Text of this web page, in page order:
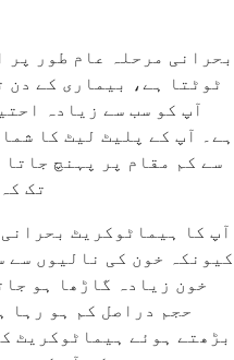
بحرانی مرحلہ عام طور پر
ٹوٹتا ہے، بیماری کے دن
آپ کو سب سے زیادہ
ہے۔ آپ کے پلیٹ لیٹ کا
تک کہ 20,000 سے بھی کم ہو جاتا ہے۔
آپ کا ہیماٹوکریٹ
کیونکہ خون کی نالیوں سے
خون زیادہ گاڑھا ہو
حجم دراصل کم ہو رہا
بڑھتے ہوئے ہیماٹوکریٹ